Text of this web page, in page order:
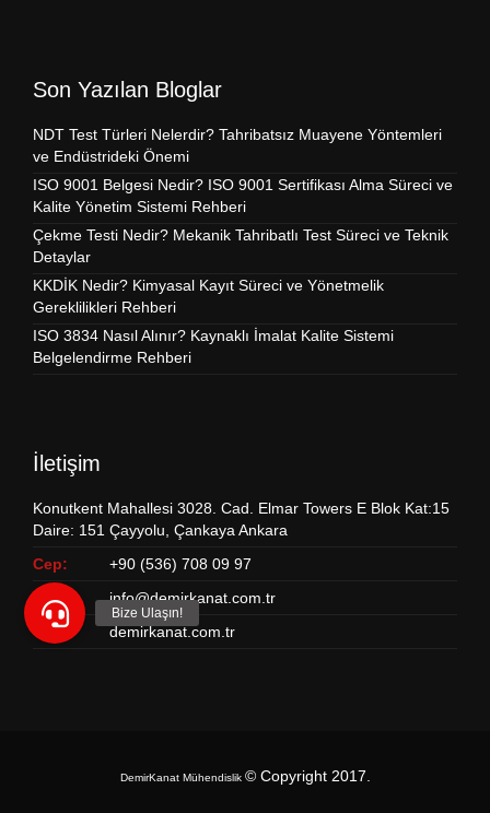
Son Yazılan Bloglar
NDT Test Türleri Nelerdir? Tahribatsız Muayene Yöntemleri
ve Endüstrideki Önemi
ISO 9001 Belgesi Nedir? ISO 9001 Sertifikası Alma Süreci ve
Kalite Yönetim Sistemi Rehberi
Çekme Testi Nedir? Mekanik Tahribatlı Test Süreci ve Teknik
Detaylar
KKDİK Nedir? Kimyasal Kayıt Süreci ve Yönetmelik
Gereklilikleri Rehberi
ISO 3834 Nasıl Alınır? Kaynaklı İmalat Kalite Sistemi
Belgelendirme Rehberi
İletişim
Konutkent Mahallesi 3028. Cad. Elmar Towers E Blok Kat:15
Daire: 151 Çayyolu, Çankaya Ankara
Cep:
+90 (536) 708 09 97
Email:
info@demirkanat.com.tr
Web:
demirkanat.com.tr
DemirKanat Mühendislik © Copyright 2017.